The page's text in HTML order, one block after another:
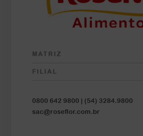
MATRIZ
FILIAL
0800 642 9800 | (54) 3284.9800
sac@roseflor.com.br